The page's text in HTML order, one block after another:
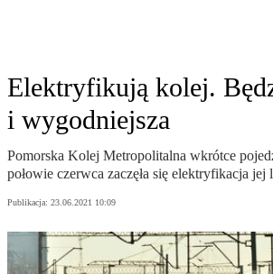
Elektryfikują kolej.
i wygodniejsza
Pomorska Kolej Metropolitalna wkrótce
połowie czerwca zaczęła się elektryfikacja jej
Publikacja: 23.06.2021 10:09